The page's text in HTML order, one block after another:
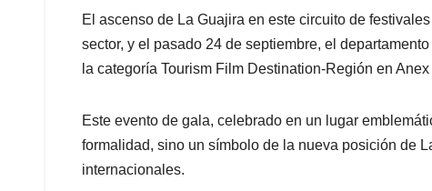
El ascenso de La Guajira en este circuito de
sector, y el pasado 24 de septiembre, el
la categoría Tourism Film Destination-Región en
Este evento de gala, celebrado en un lugar
formalidad, sino un símbolo de la nueva posición de
internacionales.